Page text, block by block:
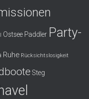
Ostsee Paddler Party-
Ruhe Rücksichtslosigkeit
Steg